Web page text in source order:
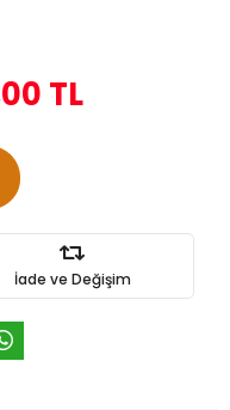
TL
İade ve Değişim